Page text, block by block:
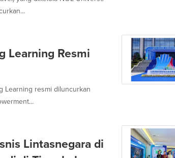
Learning Resmi
Learning resmi diluncurkan
Lintasnegara di